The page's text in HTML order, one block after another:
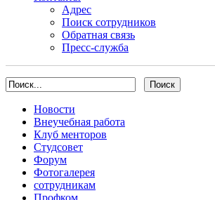
Адрес
Поиск сотрудников
Обратная связь
Пресс-служба
Новости
Внеучебная работа
Клуб менторов
Студсовет
Форум
Фотогалерея
сотрудникам
Профком